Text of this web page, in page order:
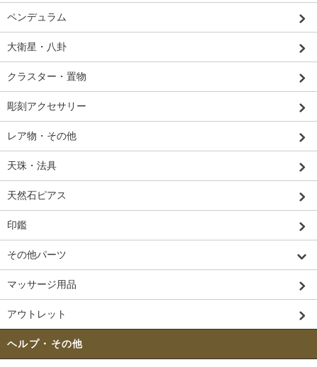
ペンデュラム
大衛星・八卦
クラスター・置物
彫刻アクセサリー
レア物・その他
天珠・法具
天然石ピアス
印鑑
その他パーツ
マッサージ用品
アウトレット
ヘルプ・その他